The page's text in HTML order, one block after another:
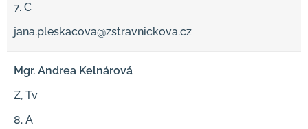
7. C
jana.pleskacova@zstravnickova.cz
Mgr. Andrea Kelnárová
Z, Tv
8. A